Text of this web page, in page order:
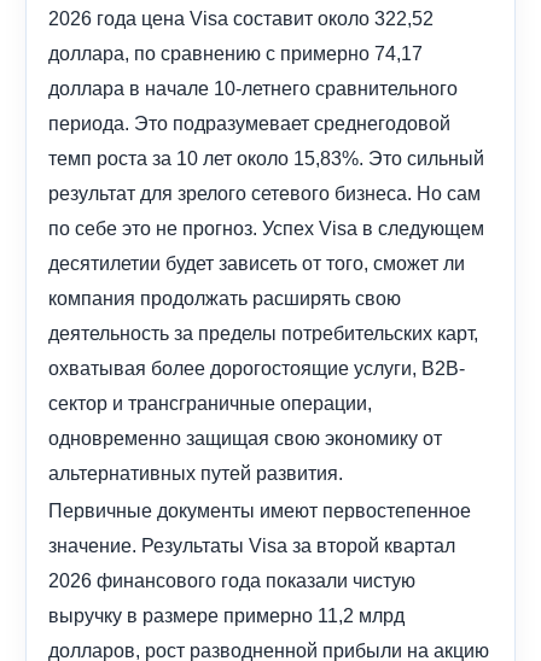
2026 года цена Visa составит около 322,52
доллара, по сравнению с примерно 74,17
доллара в начале 10-летнего сравнительного
периода. Это подразумевает среднегодовой
темп роста за 10 лет около 15,83%. Это сильный
результат для зрелого сетевого бизнеса. Но сам
по себе это не прогноз. Успех Visa в следующем
десятилетии будет зависеть от того, сможет ли
компания продолжать расширять свою
деятельность за пределы потребительских карт,
охватывая более дорогостоящие услуги, B2B-
сектор и трансграничные операции,
одновременно защищая свою экономику от
альтернативных путей развития.
Первичные документы имеют первостепенное
значение. Результаты Visa за второй квартал
2026 финансового года показали чистую
выручку в размере примерно 11,2 млрд
долларов, рост разводненной прибыли на акцию